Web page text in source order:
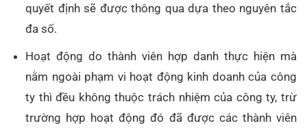
quyết định sẽ được thông qua dựa theo nguyên tắc
đa số.
Hoạt động do thành viên hợp danh thực hiện mà
nằm ngoài phạm vi hoạt động kinh doanh của công
ty thì đều không thuộc trách nhiệm của công ty, trừ
trường hợp hoạt động đó đã được các thành viên